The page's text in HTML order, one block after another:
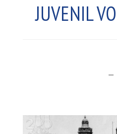
JUVENIL
–